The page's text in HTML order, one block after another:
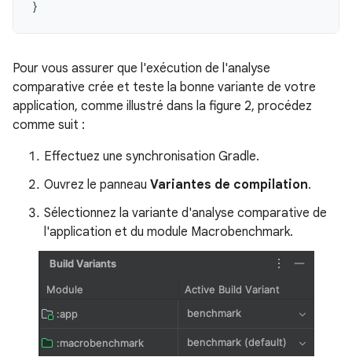
}
Pour vous assurer que l'exécution de l'analyse
comparative crée et teste la bonne variante de votre
application, comme illustré dans la figure 2, procédez
comme suit :
Effectuez une synchronisation Gradle.
Ouvrez le panneau Variantes de compilation.
Sélectionnez la variante d'analyse comparative de
l'application et du module Macrobenchmark.